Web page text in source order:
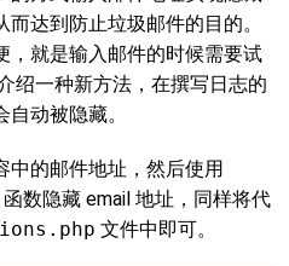
达到防止垃圾邮件的目的。
，就是输入邮件的时候需要试
绍一种新方法，在撰写日志的
动被隐藏。
中的邮件地址，然后使用
函数隐藏 email 地址，同样将代
文件中即可。